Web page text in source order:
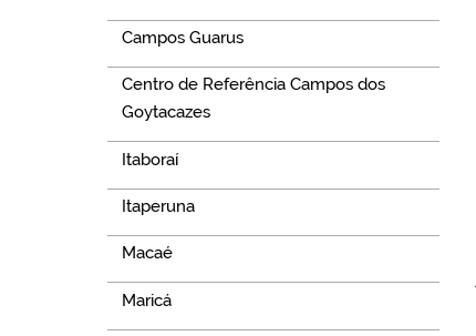
Campos Guarus
Centro de Referência Campos dos
Goytacazes
Itaboraí
Itaperuna
Macaé
Maricá